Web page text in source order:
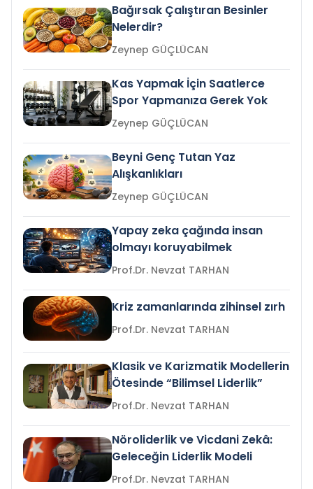
Bağırsak Çalıştıran Besinler
Nelerdir?
Zeynep GÜÇLÜCAN
Kas Yapmak İçin Saatlerce
Spor Yapmanıza Gerek Yok
Zeynep GÜÇLÜCAN
Beyni Genç Tutan Yaz
Alışkanlıkları
Zeynep GÜÇLÜCAN
Yapay zeka çağında insan
olmayı koruyabilmek
Prof.Dr. Nevzat TARHAN
Kriz zamanlarında zihinsel zırh
Prof.Dr. Nevzat TARHAN
Klasik ve Karizmatik Modellerin
Ötesinde “Bilimsel Liderlik”
Prof.Dr. Nevzat TARHAN
Nöroliderlik ve Vicdani Zekâ:
Geleceğin Liderlik Modeli
Prof.Dr. Nevzat TARHAN